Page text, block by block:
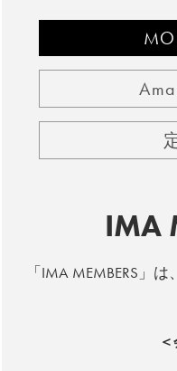
IMA
「IMA MEMBERS」